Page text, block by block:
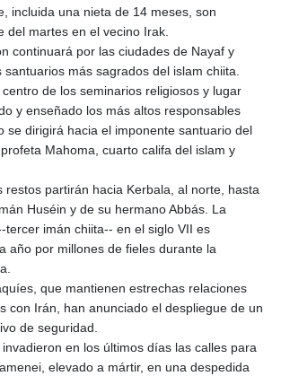
incluida una nieta de 14 meses, son
del martes en el vecino Irak.
continuará por las ciudades de Nayaf y
más sagrados del islam chiita.
de los seminarios religiosos y lugar
y enseñado los más altos responsables
se dirigirá hacia el imponente santuario del
Mahoma, cuarto califa del islam y
restos partirán hacia Kerbala, al norte, hasta
Huséin y de su hermano Abbás. La
tercer imán chiita-- en el siglo VII es
año por millones de fieles durante la
que mantienen estrechas relaciones
con Irán, han anunciado el despliegue de un
de seguridad.
en los últimos días las calles para
elevado a mártir, en una despedida